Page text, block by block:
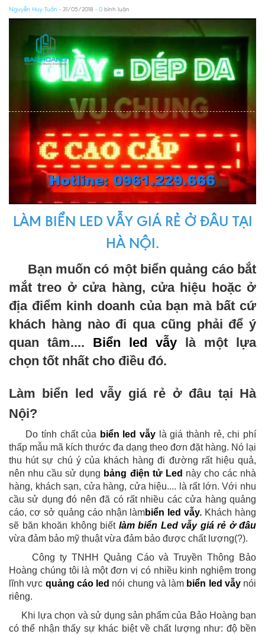
Nguyễn Huy Tuấn - 31/05/2018 - 0 bình luận
LÀM BIỂN LED VẪY GIÁ RẺ Ở ĐÂU TẠI
HÀ NỘI.
Bạn muốn có một biển quảng cáo bắt
mắt treo ở cửa hàng, cửa hiệu hoặc ở
địa điểm kinh doanh của bạn mà bất cứ
khách hàng nào đi qua cũng phải để ý
quan tâm.... Biển led vẫy là một lựa
chọn tốt nhất cho điều đó.
Làm biển led vẫy giá rẻ ở đâu tại Hà
Nội?
Do tính chất của biển led vẫy là giá thành rẻ, chi phí
thấp mẫu mã kích thước đa dạng theo đơn đặt hàng. Nó lại
thu hút sự chú ý của khách hàng đi đường rất hiệu quả,
nên nhu cầu sử dụng bảng điện tử Led này cho các nhà
hàng, khách sạn, cửa hàng, cửa hiệu.... là rất lớn. Với nhu
cầu sử dụng đó nên đã có rất nhiều các cửa hàng quảng
cáo, cơ sở quảng cáo nhận làmbiển led vẫy. Khách hàng
sẽ băn khoăn không biếtlàm biển Led vẫy giá rẻ ở đâu
vừa đảm bảo mỹ thuật vừa đảm bảo được chất lượng(?).
Công ty TNHH Quảng Cáo và Truyền Thông Bảo
Hoàng chúng tôi là một đơn vị có nhiều kinh nghiệm trong
lĩnh vực quảng cáo led nói chung và làm biển led vẫynói
riêng.
Khi lựa chọn và sử dụng sản phẩm của Bảo Hoàng bạn
có thể nhận thấy sự khác biệt về chất lượng như: độ bền